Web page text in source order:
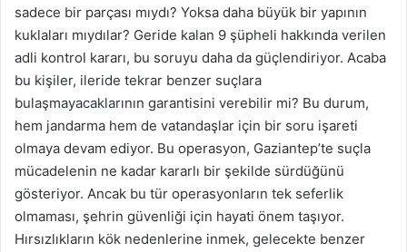
sadece bir parçası mıydı? Yoksa daha büyük bir yapının
kuklaları mıydılar? Geride kalan 9 şüpheli hakkında verilen
adli kontrol kararı, bu soruyu daha da güçlendiriyor. Acaba
bu kişiler, ileride tekrar benzer suçlara
bulaşmayacaklarının garantisini verebilir mi? Bu durum,
hem jandarma hem de vatandaşlar için bir soru işareti
olmaya devam ediyor. Bu operasyon, Gaziantep’te suçla
mücadelenin ne kadar kararlı bir şekilde sürdüğünü
gösteriyor. Ancak bu tür operasyonların tek seferlik
olmaması, şehrin güvenliği için hayati önem taşıyor.
Hırsızlıkların kök nedenlerine inmek, gelecekte benzer